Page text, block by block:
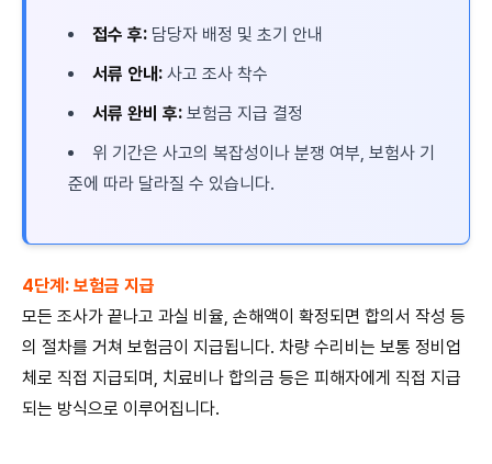
접수 후: 담당자 배정 및 초기 안내
서류 안내: 사고 조사 착수
서류 완비 후: 보험금 지급 결정
위 기간은 사고의 복잡성이나 분쟁 여부, 보험사 기
준에 따라 달라질 수 있습니다.
4단계: 보험금 지급
모든 조사가 끝나고 과실 비율, 손해액이 확정되면 합의서 작성 등
의 절차를 거쳐 보험금이 지급됩니다. 차량 수리비는 보통 정비업
체로 직접 지급되며, 치료비나 합의금 등은 피해자에게 직접 지급
되는 방식으로 이루어집니다.